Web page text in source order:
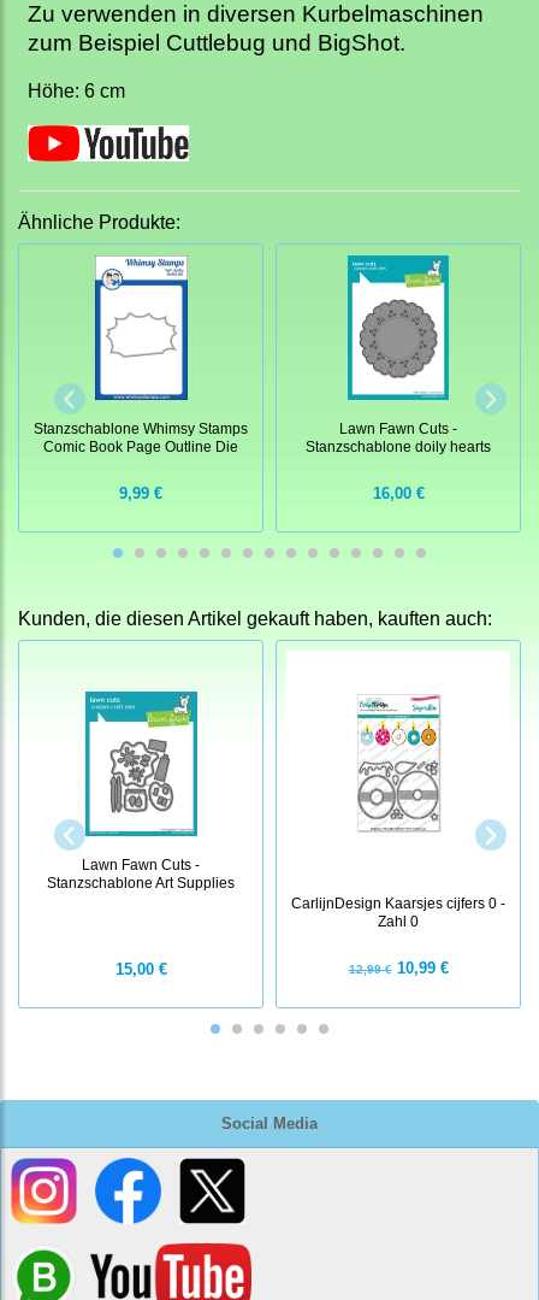
Social Media
Zu verwenden in diversen Kurbelmaschinen
zum Beispiel Cuttlebug und BigShot.
Höhe: 6 cm
Ähnliche Produkte:
Stanzschablone Whimsy Stamps
Comic Book Page Outline Die
9,99 €
Lawn Fawn Cuts -
Stanzschablone doily hearts
16,00 €
Kunden, die diesen Artikel gekauft haben, kauften auch:
Lawn Fawn Cuts -
Stanzschablone Art Supplies
15,00 €
CarlijnDesign Kaarsjes cijfers 0 -
Zahl 0
12,99 €10,99 €